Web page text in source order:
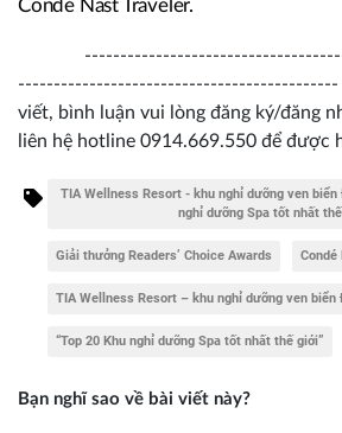
Condé Nast Traveler.
viết, bình luận vui lòng đăng ký/đăng
liên hệ hotline 0914.669.550 để được
TIA Wellness Resort - khu nghỉ dưỡng ven biển
nghỉ dưỡng Spa tốt nhất
Giải thưởng Readers’ Choice Awards
TIA Wellness Resort – khu nghỉ dưỡng ven biển
“Top 20 Khu nghỉ dưỡng Spa tốt nhất thế giới”
Bạn nghĩ sao về bài viết này?